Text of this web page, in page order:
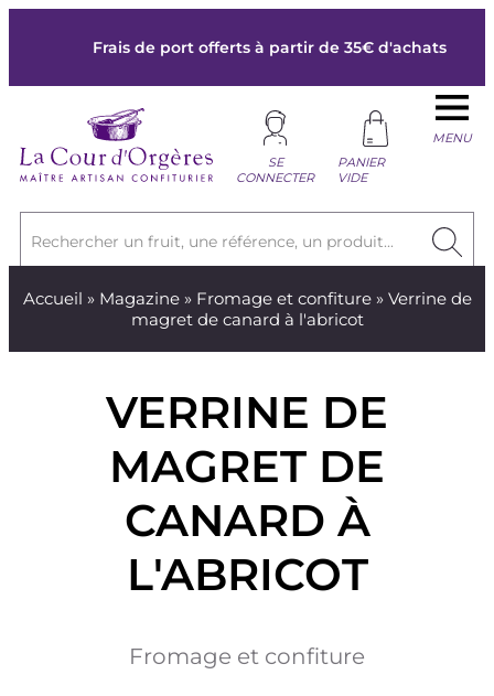
Frais de port offerts à partir de 35€ d'achats
Rechercher un fruit, une référence, un produit...
SE
CONNECTER
PANIER
VIDE
MENU
Accueil » Magazine» Fromage et confiture» Verrine de
magret de canard à l'abricot
VERRINE DE
MAGRET DE
CANARD À
L'ABRICOT
Fromage et confiture